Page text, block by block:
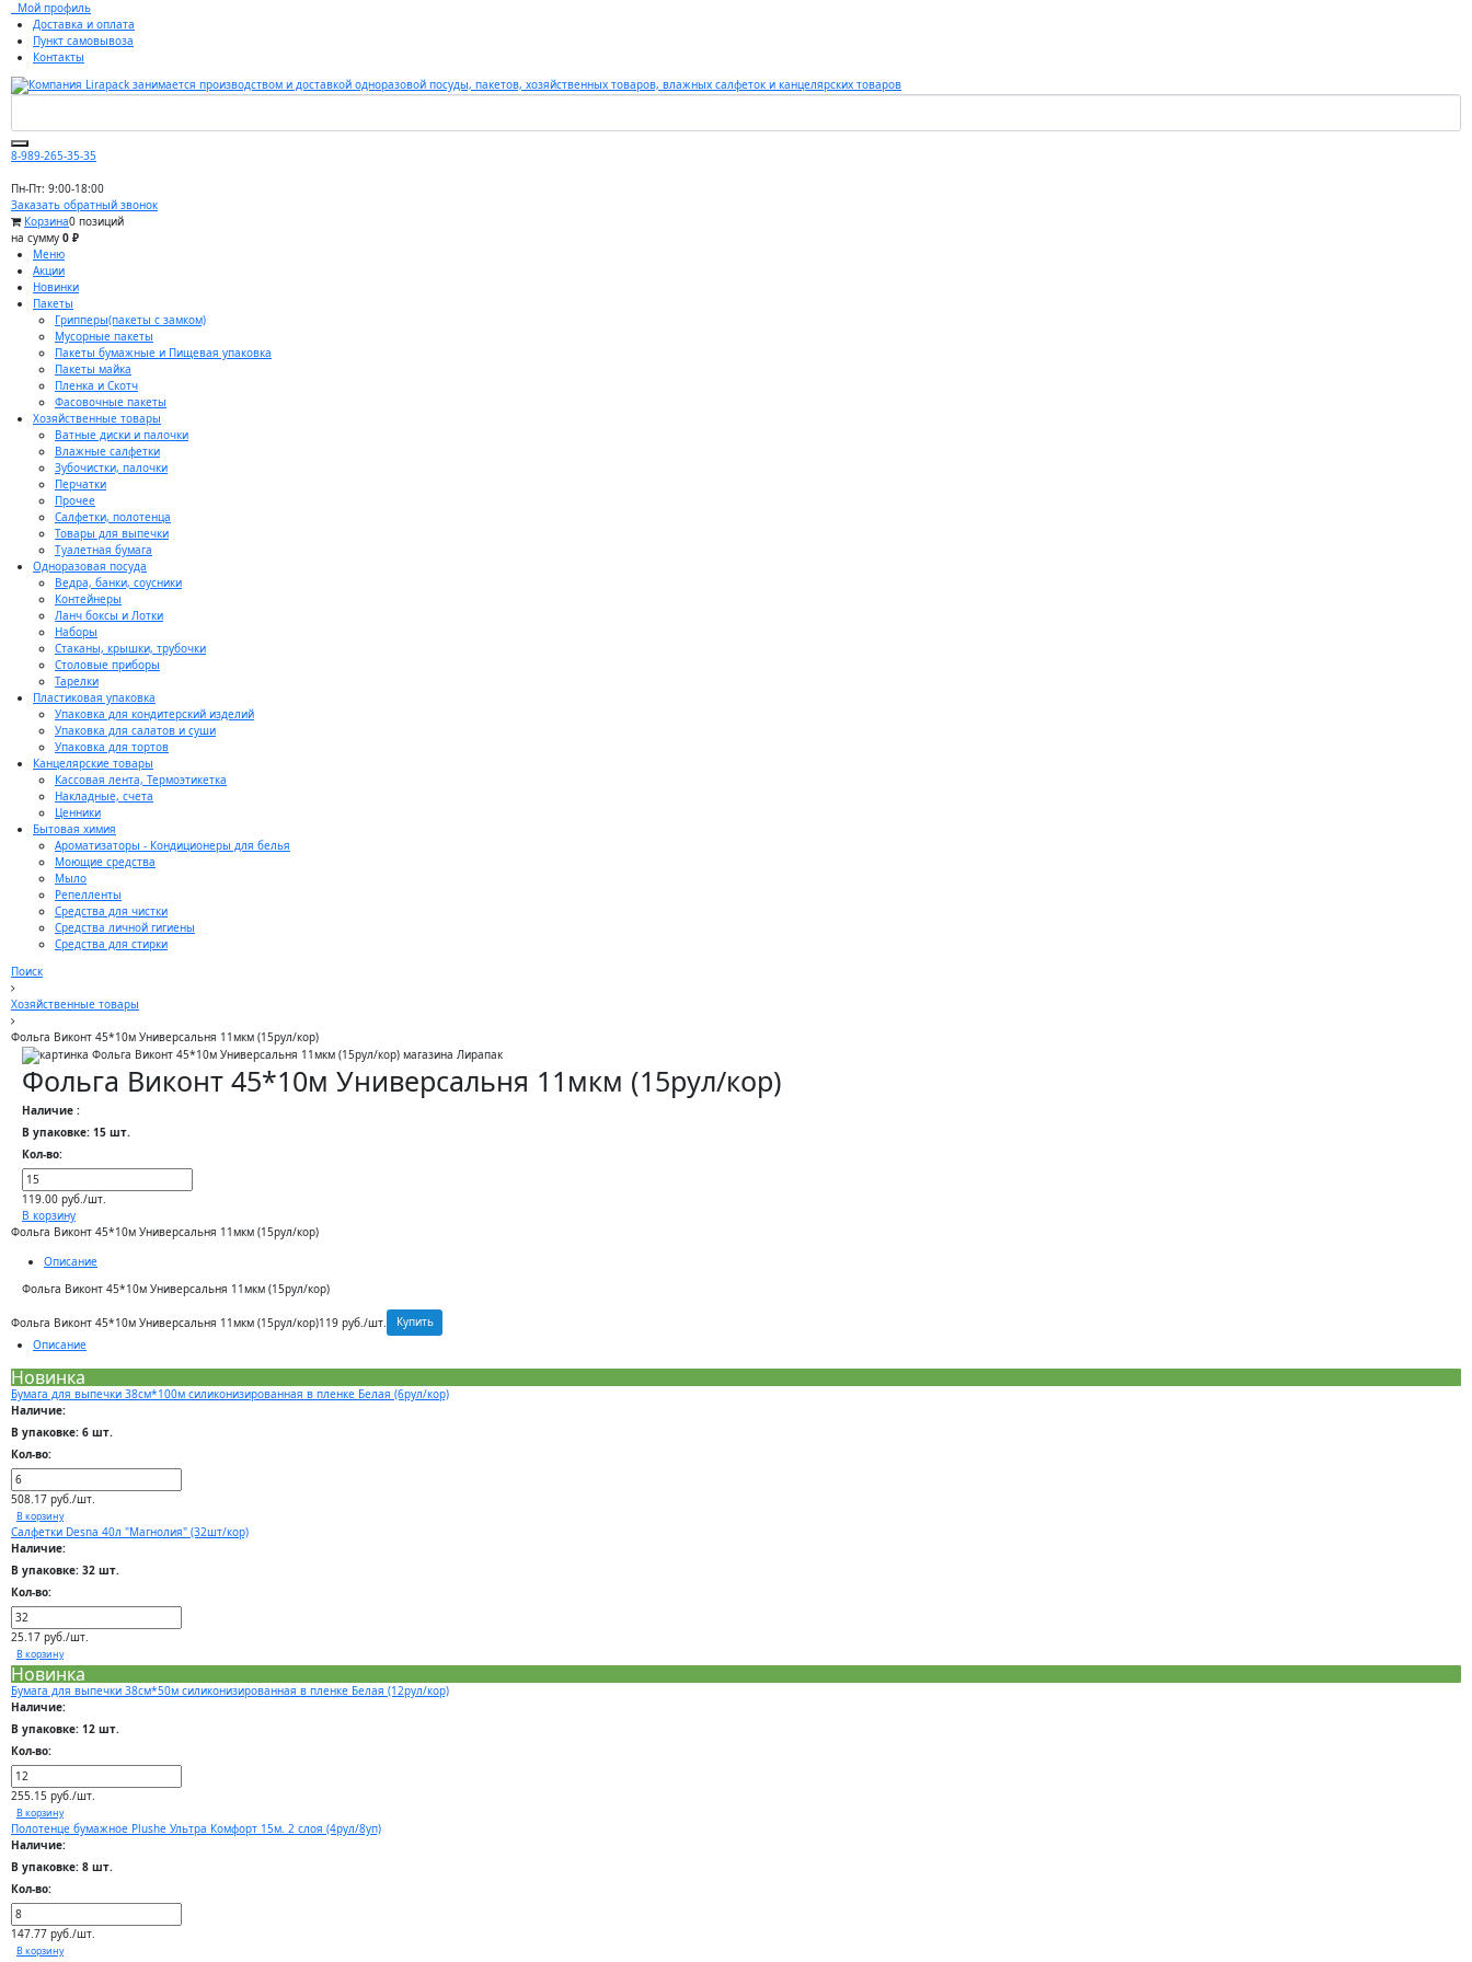
Мой профиль
Доставка и оплата
Пункт самовывоза
Контакты
8-989-265-35-35
Пн-Пт: 9:00-18:00
Заказать обратный звонок
Корзина0 позиций
на сумму 0 ₽
Меню
Акции
Новинки
Пакеты
Грипперы(пакеты с замком)
Мусорные пакеты
Пакеты бумажные и Пищевая упаковка
Пакеты майка
Пленка и Скотч
Фасовочные пакеты
Хозяйственные товары
Ватные диски и палочки
Влажные салфетки
Зубочистки, палочки
Перчатки
Прочее
Салфетки, полотенца
Товары для выпечки
Туалетная бумага
Одноразовая посуда
Ведра, банки, соусники
Контейнеры
Ланч боксы и Лотки
Наборы
Стаканы, крышки, трубочки
Столовые приборы
Тарелки
Пластиковая упаковка
Упаковка для кондитерский изделий
Упаковка для салатов и суши
Упаковка для тортов
Канцелярские товары
Кассовая лента, Термоэтикетка
Накладные, счета
Ценники
Бытовая химия
Ароматизаторы - Кондиционеры для белья
Моющие средства
Мыло
Репелленты
Средства для чистки
Средства личной гигиены
Средства для стирки
Поиск
Хозяйственные товары
Фольга Виконт 45*10м Универсальня 11мкм (15рул/кор)
Фольга Виконт 45*10м Универсальня 11мкм (15рул/кор)
Наличие :
В упаковке: 15 шт.
Кол-во:
119.00 руб./шт.
В корзину
Фольга Виконт 45*10м Универсальня 11мкм (15рул/кор)
Описание
Фольга Виконт 45*10м Универсальня 11мкм (15рул/кор)
Фольга Виконт 45*10м Универсальня 11мкм (15рул/кор)119 руб./шт.
Купить
Описание
Новинка
Бумага для выпечки 38см*100м силиконизированная в пленке Белая (6рул/кор)
Наличие:
В упаковке: 6 шт.
Кол-во:
508.17 руб./шт.
В корзину
Салфетки Desna 40л "Магнолия" (32шт/кор)
Наличие:
В упаковке: 32 шт.
Кол-во:
25.17 руб./шт.
В корзину
Новинка
Бумага для выпечки 38см*50м силиконизированная в пленке Белая (12рул/кор)
Наличие:
В упаковке: 12 шт.
Кол-во:
255.15 руб./шт.
В корзину
Полотенце бумажное Plushe Ультра Комфорт 15м. 2 слоя (4рул/8уп)
Наличие:
В упаковке: 8 шт.
Кол-во:
147.77 руб./шт.
В корзину